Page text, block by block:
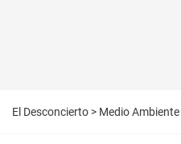
El Desconcierto > Medio Ambiente